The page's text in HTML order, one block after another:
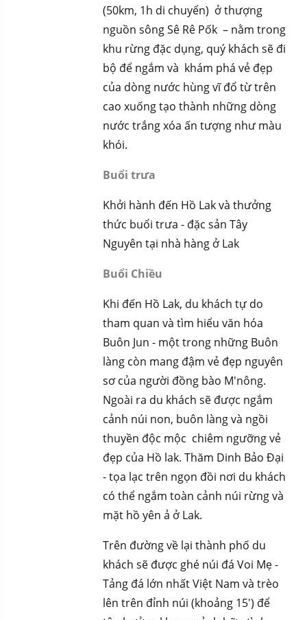
(50km, 1h di chuyển) ở thượng
nguồn sông Sê Rê Pốk – nằm trong
khu rừng đặc dụng, quý khách sẽ đi
bộ để ngắm và khám phá vẻ đẹp
của dòng nước hùng vĩ đổ từ trên
cao xuống tạo thành những dòng
nước trắng xóa ấn tượng như màu
khói.
Buổi trưa
Khởi hành đến Hồ Lak và thưởng
thức buổi trưa - đặc sản Tây
Nguyên tại nhà hàng ở Lak
Buổi Chiều
Khi đến Hồ Lak, du khách tự do
tham quan và tìm hiểu văn hóa
Buôn Jun - một trong những Buôn
làng còn mang đậm vẻ đẹp nguyên
sơ của người đồng bào M'nông.
Ngoài ra du khách sẽ được ngắm
cảnh núi non, buôn làng và ngồi
thuyền độc mộc chiêm ngưỡng vẻ
đẹp của Hồ lak. Thăm Dinh Bảo Đại
- tọa lạc trên ngọn đồi nơi du khách
có thể ngắm toàn cảnh núi rừng và
mặt hồ yên ả ở Lak.
Trên đường về lại thành phố du
khách sẽ được ghé núi đá Voi Mẹ -
Tảng đá lớn nhất Việt Nam và trèo
lên trên đỉnh núi (khoảng 15') để